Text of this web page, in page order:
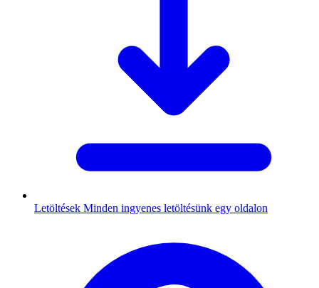
Letöltések Minden ingyenes letöltésünk egy oldalon